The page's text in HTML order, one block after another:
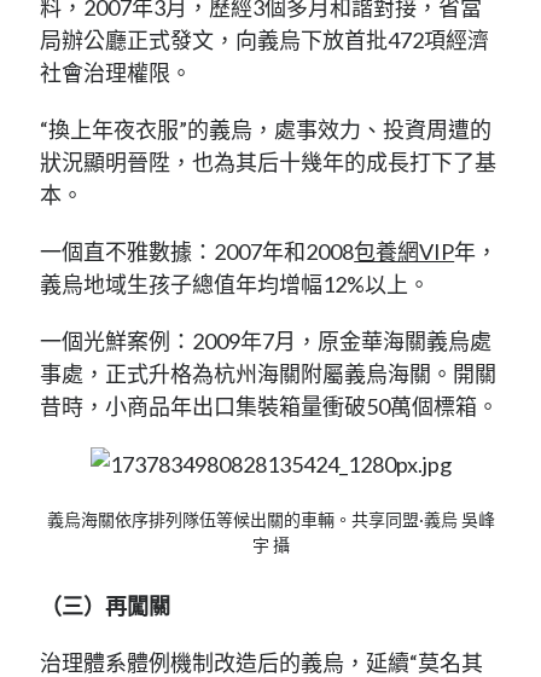
料，2007年3月，歷經3個多月和諧對接，省當
局辦公廳正式發文，向義烏下放首批472項經濟
社會治理權限。
“換上年夜衣服”的義烏，處事效力、投資周遭的
狀況顯明晉陞，也為其后十幾年的成長打下了基
本。
一個直不雅數據：2007年和2008包養網VIP年，
義烏地域生孩子總值年均增幅12%以上。
一個光鮮案例：2009年7月，原金華海關義烏處
事處，正式升格為杭州海關附屬義烏海關。開關
昔時，小商品年出口集裝箱量衝破50萬個標箱。
義烏海關依序排列隊伍等候出關的車輛。共享同盟·義烏 吳峰
宇 攝
（三）再闖關
治理體系體例機制改造后的義烏，延續“莫名其